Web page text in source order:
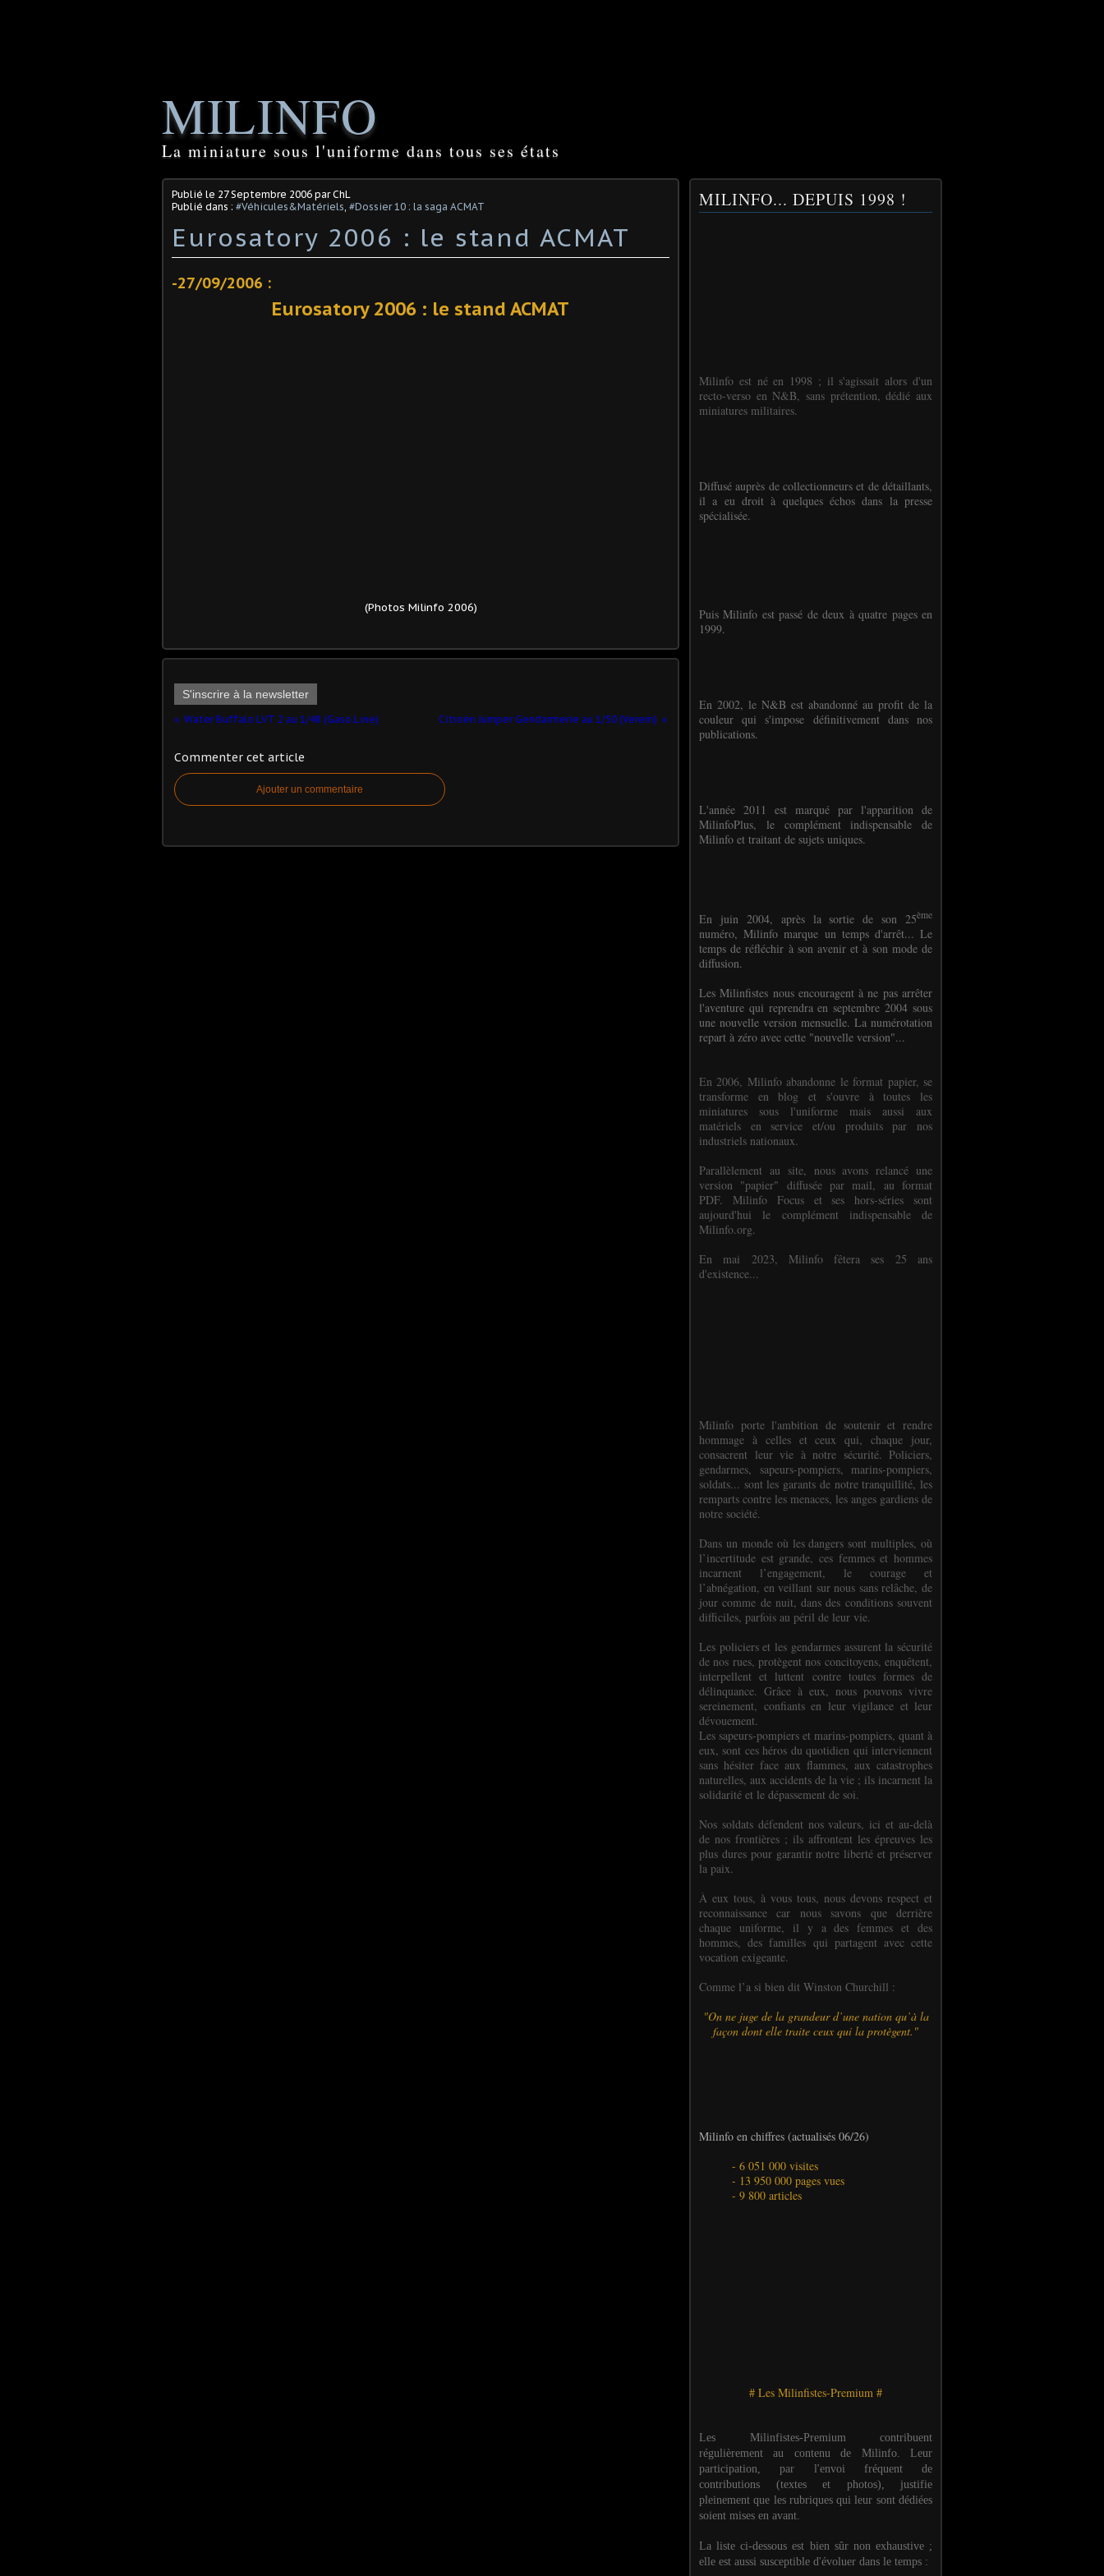
MILINFO
La miniature sous l'uniforme dans tous ses états
Publié le 27 Septembre 2006 par ChL
Publié dans : #Véhicules&Matériels, #Dossier 10 : la saga ACMAT
Eurosatory 2006 : le stand ACMAT
-27/09/2006 :
Eurosatory 2006 : le stand ACMAT
(Photos Milinfo 2006)
S'inscrire à la newsletter
Water Buffalo LVT 2 au 1/48 (Gaso.Line) Citroën Jumper Gendarmerie au 1/50 (Verem)
Commenter cet article
Ajouter un commentaire
MILINFO... DEPUIS 1998 !
Milinfo est né en 1998 ; il s'agissait alors d'un
recto-verso en N&B, sans prétention, dédié aux
miniatures militaires.
Diffusé auprès de collectionneurs et de détaillants,
il a eu droit à quelques échos dans la presse
spécialisée.
Puis Milinfo est passé de deux à quatre pages en
1999.
En 2002, le N&B est abandonné au profit de la
couleur qui s'impose définitivement dans nos
publications.
L'année 2011 est marqué par l'apparition de
MilinfoPlus, le complément indispensable de
Milinfo et traitant de sujets uniques.
En juin 2004, après la sortie de son 25ème
numéro, Milinfo marque un temps d'arrêt... Le
temps de réfléchir à son avenir et à son mode de
diffusion.
Les Milinfistes nous encouragent à ne pas arrêter
l'aventure qui reprendra en septembre 2004 sous
une nouvelle version mensuelle. La numérotation
repart à zéro avec cette "nouvelle version"...
En 2006, Milinfo abandonne le format papier, se
transforme en blog et s'ouvre à toutes les
miniatures sous l'uniforme mais aussi aux
matériels en service et/ou produits par nos
industriels nationaux.
Parallèlement au site, nous avons relancé une
version "papier" diffusée par mail, au format
PDF. Milinfo Focus et ses hors-séries sont
aujourd'hui le complément indispensable de
Milinfo.org.
En mai 2023, Milinfo fêtera ses 25 ans
d'existence...
Milinfo porte l'ambition de soutenir et rendre
hommage à celles et ceux qui, chaque jour,
consacrent leur vie à notre sécurité. Policiers,
gendarmes, sapeurs-pompiers, marins-pompiers,
soldats... sont les garants de notre tranquillité, les
remparts contre les menaces, les anges gardiens de
notre société.
Dans un monde où les dangers sont multiples, où
l’incertitude est grande, ces femmes et hommes
incarnent l’engagement, le courage et
l’abnégation, en veillant sur nous sans relâche, de
jour comme de nuit, dans des conditions souvent
difficiles, parfois au péril de leur vie.
Les policiers et les gendarmes assurent la sécurité
de nos rues, protègent nos concitoyens, enquêtent,
interpellent et luttent contre toutes formes de
délinquance. Grâce à eux, nous pouvons vivre
sereinement, confiants en leur vigilance et leur
dévouement.
Les sapeurs-pompiers et marins-pompiers, quant à
eux, sont ces héros du quotidien qui interviennent
sans hésiter face aux flammes, aux catastrophes
naturelles, aux accidents de la vie ; ils incarnent la
solidarité et le dépassement de soi.
Nos soldats défendent nos valeurs, ici et au-delà
de nos frontières ; ils affrontent les épreuves les
plus dures pour garantir notre liberté et préserver
la paix.
À eux tous, à vous tous, nous devons respect et
reconnaissance car nous savons que derrière
chaque uniforme, il y a des femmes et des
hommes, des familles qui partagent avec cette
vocation exigeante.
Comme l’a si bien dit Winston Churchill :
"On ne juge de la grandeur d’une nation qu’à la
façon dont elle traite ceux qui la protègent."
Milinfo en chiffres (actualisés 06/26)
- 6 051 000 visites
- 13 950 000 pages vues
- 9 800 articles
# Les Milinfistes-Premium #
Les Milinfistes-Premium contribuent
régulièrement au contenu de Milinfo. Leur
participation, par l'envoi fréquent de
contributions (textes et photos), justifie
pleinement que les rubriques qui leur sont dédiées
soient mises en avant.
La liste ci-dessous est bien sûr non exhaustive ;
elle est aussi susceptible d'évoluer dans le temps :